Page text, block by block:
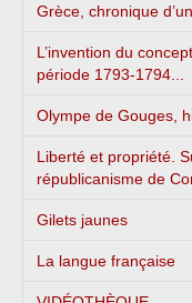
Grèce, chronique
L’invention du
période 1793-1794...
Olympe de Gouges,
Liberté et propriété.
républicanisme de
Gilets jaunes
La langue française